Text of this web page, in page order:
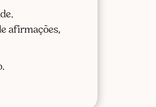
afirmações,